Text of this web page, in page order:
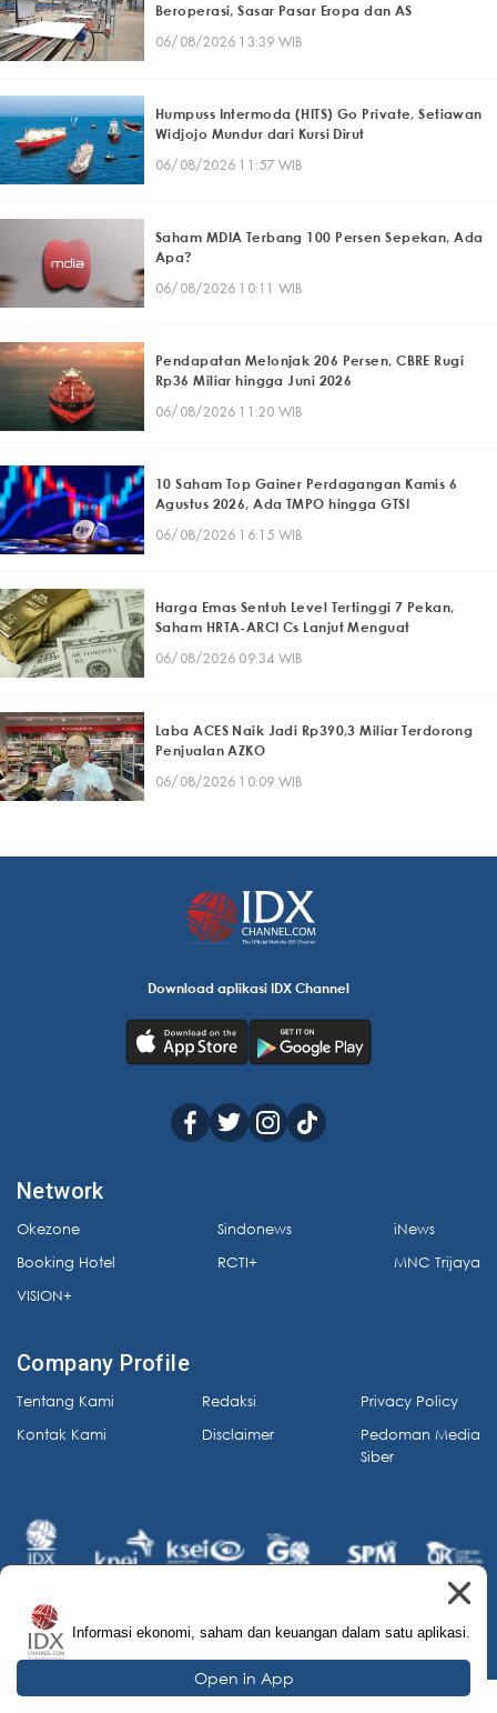
Beroperasi, Sasar Pasar Eropa dan AS
06/08/2026 13:39 WIB
Humpuss Intermoda (HITS) Go Private, Setiawan
Widjojo Mundur dari Kursi Dirut
06/08/2026 11:57 WIB
Saham MDIA Terbang 100 Persen Sepekan, Ada
Apa?
06/08/2026 10:11 WIB
Pendapatan Melonjak 206 Persen, CBRE Rugi
Rp36 Miliar hingga Juni 2026
06/08/2026 11:20 WIB
10 Saham Top Gainer Perdagangan Kamis 6
Agustus 2026, Ada TMPO hingga GTSI
06/08/2026 16:15 WIB
Harga Emas Sentuh Level Tertinggi 7 Pekan,
Saham HRTA-ARCI Cs Lanjut Menguat
06/08/2026 09:34 WIB
Laba ACES Naik Jadi Rp390,3 Miliar Terdorong
Penjualan AZKO
06/08/2026 10:09 WIB
Download aplikasi IDX Channel
Network
Okezone
Booking Hotel
VISION+
Sindonews
RCTI+
iNews
MNC Trijaya
Company Profile
Tentang Kami
Kontak Kami
Redaksi
Disclaimer
Privacy Policy
Pedoman Media
Siber
© 2026 IDX Channel. All Rights Reserved.
Informasi ekonomi, saham dan keuangan dalam satu aplikasi.
Open in App